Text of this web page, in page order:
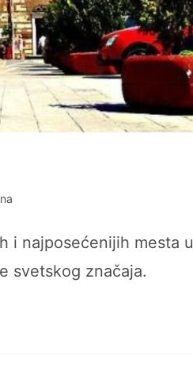
i najposećenijih mesta u
svetskog značaja.